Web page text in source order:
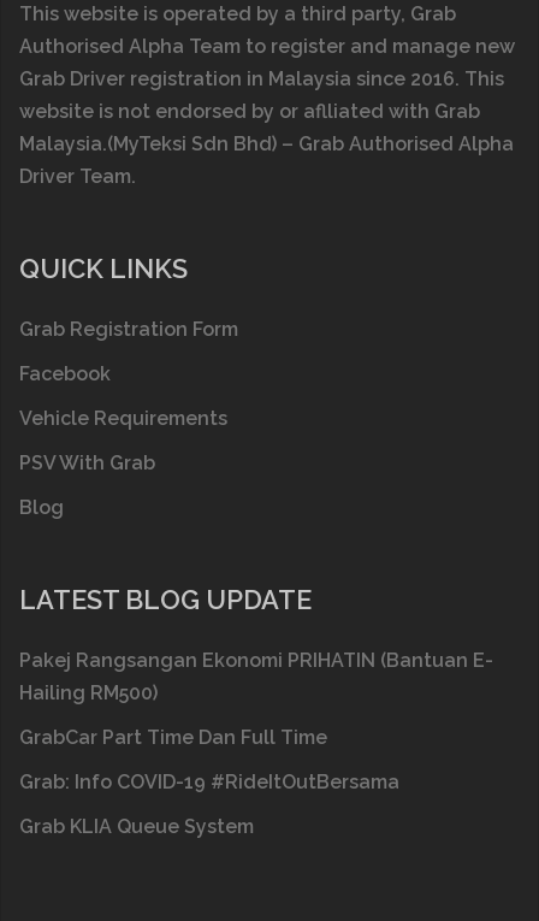
This website is operated by a third party, Grab
Authorised Alpha Team to register and manage new
Grab Driver registration in Malaysia since 2016. This
website is not endorsed by or aflliated with Grab
Malaysia.(MyTeksi Sdn Bhd) – Grab Authorised Alpha
Driver Team.
QUICK LINKS
Grab Registration Form
Facebook
Vehicle Requirements
PSV With Grab
Blog
LATEST BLOG UPDATE
Pakej Rangsangan Ekonomi PRIHATIN (Bantuan E-
Hailing RM500)
GrabCar Part Time Dan Full Time
Grab: Info COVID-19 #RideItOutBersama
Grab KLIA Queue System